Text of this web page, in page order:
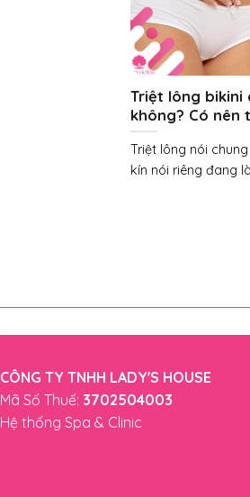
Triệt lông bikini
không? Có nên
Triệt lông nói
kín nói riêng đang
CÔNG TY TNHH LADY'S HOUSE
Mã Số Thuế: 3702504003
Hệ thống Spa & Clinic